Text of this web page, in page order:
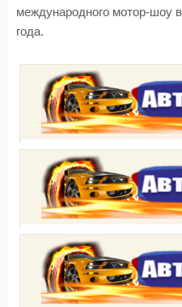
международного мотор-шоу
года.